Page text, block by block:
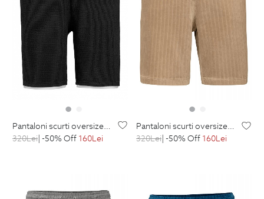
pantaloni scurti oversize negri uni
320Lei| -50% Off 160Lei
pantaloni scurti oversize bej uni
320Lei | -50% Off 160Lei